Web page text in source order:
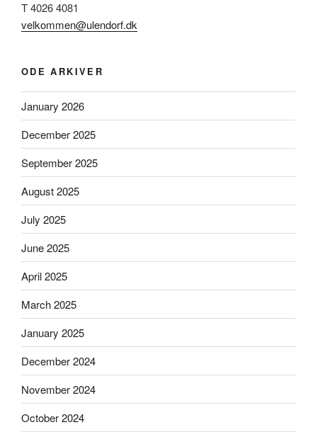
T 4026 4081
velkommen@ulendorf.dk
ODE ARKIVER
January 2026
December 2025
September 2025
August 2025
July 2025
June 2025
April 2025
March 2025
January 2025
December 2024
November 2024
October 2024